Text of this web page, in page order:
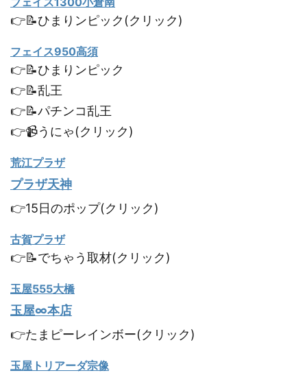
👉📝ひまりンピック(クリック)
フェイス950高須
👉📝ひまりンピック
👉📝乱王
👉📝パチンコ乱王
👉📹うにゃ(クリック)
荒江プラザ
プラザ天神
👉15日のポップ(クリック)
古賀プラザ
👉📝でちゃう取材(クリック)
玉屋555大橋
玉屋∞本店
👉たまピーレインボー(クリック)
玉屋トリアーダ宗像